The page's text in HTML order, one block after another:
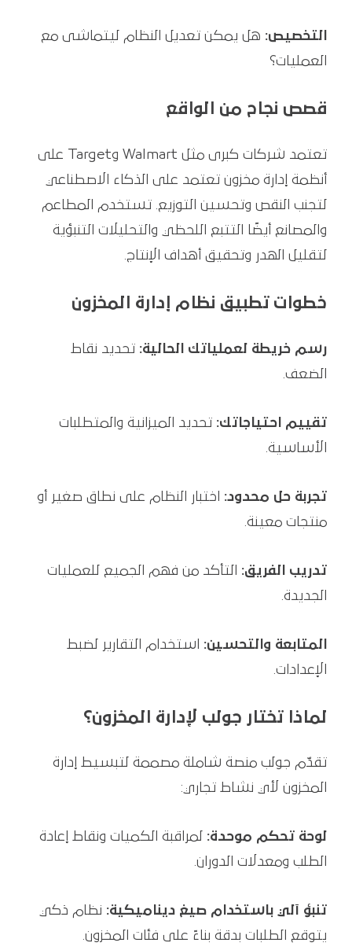
التخصيص: هل يمكن تعديل النظام ليتماشى مع
العمليات؟
قصص نجاح من الواقع
تعتمد شركات كبرى مثل Walmart وTarget على
أنظمة إدارة مخزون تعتمد على الذكاء الاصطناعي
لتجنب النقص وتحسين التوزيع. تستخدم المطاعم
والمصانع أيضًا التتبع اللحظي والتحليلات التنبؤية
لتقليل الهدر وتحقيق أهداف الإنتاج.
خطوات تطبيق نظام إدارة المخزون
رسم خريطة لعملياتك الحالية: تحديد نقاط
الضعف.
تقييم احتياجاتك: تحديد الميزانية والمتطلبات
الأساسية.
تجربة حل محدود: اختبار النظام على نطاق صغير أو
منتجات معينة.
تدريب الفريق: التأكد من فهم الجميع للعمليات
الجديدة.
المتابعة والتحسين: استخدام التقارير لضبط
الإعدادات.
لماذا تختار جولب لإدارة المخزون؟
تقدّم جولب منصة شاملة مصممة لتبسيط إدارة
المخزون لأي نشاط تجاري:
لوحة تحكم موحدة: لمراقبة الكميات ونقاط إعادة
الطلب ومعدلات الدوران.
تنبؤ آلي باستخدام صيغ ديناميكية: نظام ذكي
يتوقع الطلبات بدقة بناءً على فئات المخزون.